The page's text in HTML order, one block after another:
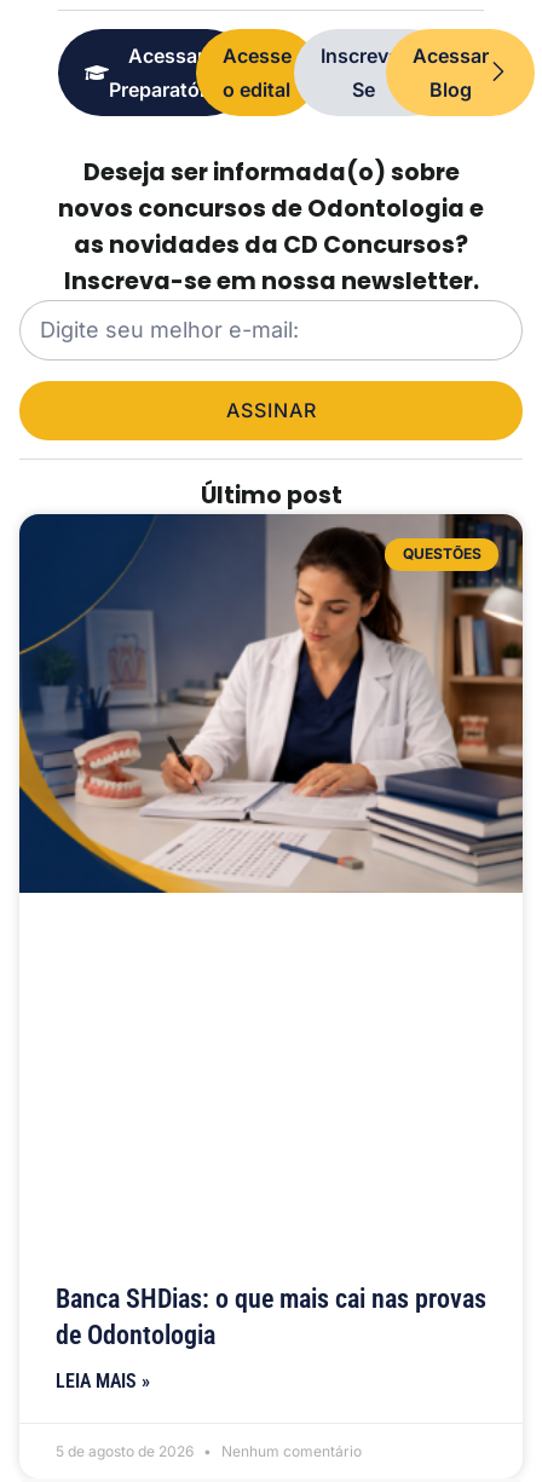
Acessar
Preparatório
Acesse
o edital
Inscreva-
Se
Acessar
Blog
Deseja ser informada(o) sobre
novos concursos de Odontologia e
as novidades da CD Concursos?
Inscreva-se em nossa newsletter.
ASSINAR
Último post
QUESTÕES
Banca SHDias: o que mais cai nas provas
de Odontologia
LEIA MAIS »
5 de agosto de 2026 Nenhum comentário